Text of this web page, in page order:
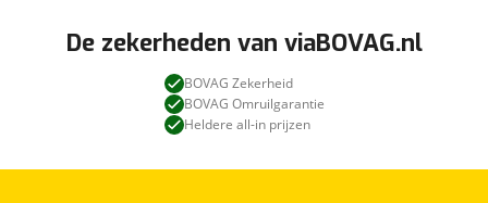
hoofd airbag(s) achter
hoofd airbag(s) voor
knie airbag(s)
oplaadmogelijkheid
passagiersairbag
De zekerheden van viaBOVAG.nl
BOVAG Zekerheid
BOVAG Omruilgarantie
Heldere all-in prijzen